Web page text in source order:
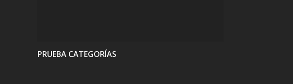
PRUEBA CATEGORÍAS